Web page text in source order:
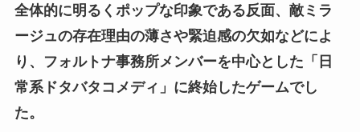
全体的に明るくポップな印象である反面、敵ミラ
ージュの存在理由の薄さや緊迫感の欠如などによ
り、フォルトナ事務所メンバーを中心とした「日
常系ドタバタコメディ」に終始したゲームでし
た。